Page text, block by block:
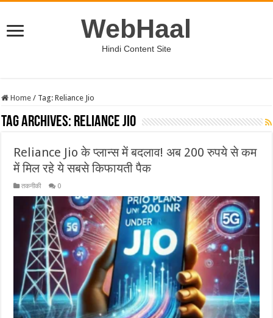
WebHaal
Hindi Content Site
Home / Tag:Reliance Jio
Tag Archives: Reliance Jio
Reliance Jio के प्लान्स में बदलाव! अब 200 रुपये से कम
में मिल रहे ये सबसे किफायती पैक
तकनीकी 0